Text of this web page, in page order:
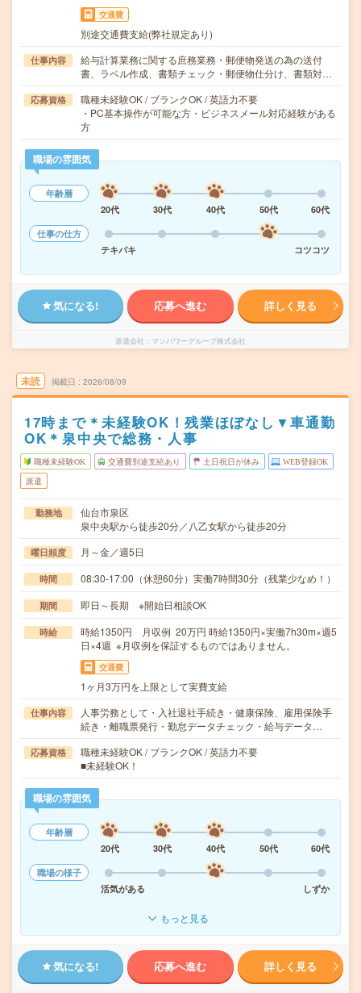
交通費
別途交通費支給(弊社規定あり)
仕事内容
給与計算業務に関する庶務業務・郵便物発送の為の送付
書、ラベル作成、書類チェック・郵便物仕分け、書類対…
応募資格
職種未経験OK / ブランクOK / 英語力不要
・PC基本操作が可能な方・ビジネスメール対応経験がある
方
職場の雰囲気
年齢層
20代
30代 40代 50代
60代
仕事の仕方
テキパキ
コツコツ
気になる! 応募へ進む 詳しく見る
派遣会社 マンパワーグループ株式会社
未読 掲載日 2026/08/09
17時まで＊未経験OK！残業ほぼなし▼車通勤
OK＊泉中央で総務・人事
職種未経験OK 交通費別途支給あり 土日祝日が休み WEB登録OK
派遣
勤務地
仙台市泉区
泉中央駅から徒歩20分／八乙女駅から徒歩20分
曜日頻度 月～金／週5日
時間 08:30-17:00（休憩60分）実働7時間30分（残業少なめ！）
期間 即日～長期 ※開始日相談OK
時給
時給1350円 月収例 20万円 時給1350円×実働7h30m×週5
日×4週 ※月収例を保証するものではありません。
交通費
1ヶ月3万円を上限として実費支給
仕事内容
人事労務として・入社退社手続き・健康保険、雇用保険手
続き・離職票発行・勤怠データチェック・給与データ…
応募資格
職種未経験OK / ブランクOK / 英語力不要
■未経験OK！
職場の雰囲気
年齢層
20代
30代 40代 50代
60代
職場の様子
活気がある
しずか
もっと見る
気になる! 応募へ進む 詳しく見る